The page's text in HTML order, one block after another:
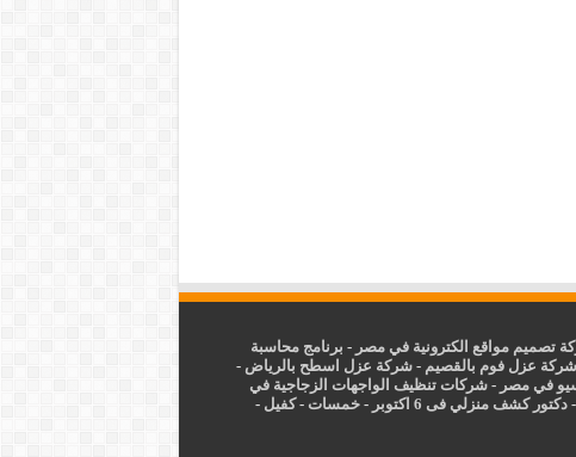
تصميم مواقع الكترونية في مصر - برنامج محاسبة
شركة عزل فوم بالقصيم -شركة عزل اسطح بالرياض -
في مصر -شركات تنظيف الواجهات الزجاجية في
-دكتور كشف منزلي فى 6 اكتوبر -خمسات -كفيل -